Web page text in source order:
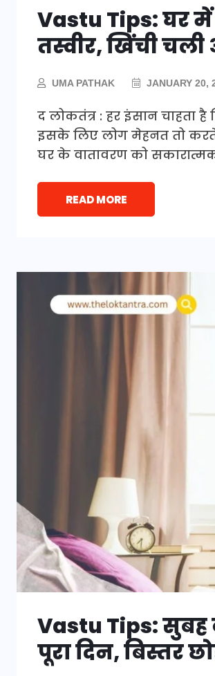
Vastu Tips: घर
तस्वीर, खिंची
UMA PATHAK JANUARY 20,
द लोकतंत्र : हर इंसान चाहता
इसके लिए लोग मेहनत तो करते
घर के वातावरण को
READ MORE
Vastu Tips:
पूरा दिन, बिस्तर